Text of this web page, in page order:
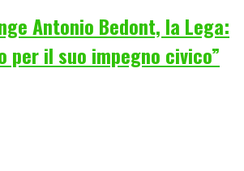
Antonio Bedont, la Lega:
per il suo impegno civico”